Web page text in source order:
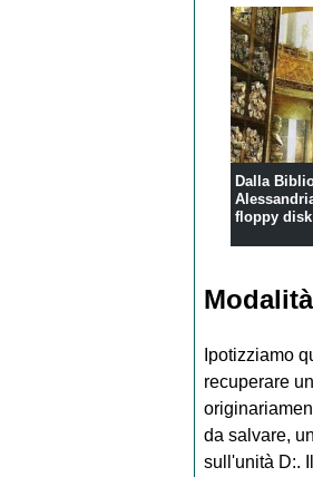
Dalla
floppy disk
Ipotizziamo
recuperare
da salvare,
sull'unità D:.